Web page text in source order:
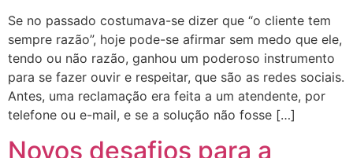
Se no passado costumava-se dizer que “o cliente tem
sempre razão”, hoje pode-se afirmar sem medo que ele,
tendo ou não razão, ganhou um poderoso instrumento
para se fazer ouvir e respeitar, que são as redes sociais.
Antes, uma reclamação era feita a um atendente, por
telefone ou e-mail, e se a solução não fosse […]
Novos desafios para a